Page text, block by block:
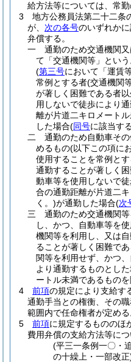
給方法等については、常
3
地方公務員法第二十二条
が、 次の各号のいずれか
弁償する。
一
通勤のため交通機関
て「交通機関等」とい
(第三号において「運賃
常例とする者(交通機関
が著しく困難である者
用しないで徒歩により
離が片道二キロメート
した場合(同号に該当す
二
通勤のため自動車そ
めるもの(以下この項に
使用することを常例と
通勤することが著しく
動車等を使用しないで
合の通勤距離が片道二
く。)が通勤した場合(次
三
通勤のため交通機関
し、かつ、自動車等を
機関等を利用し、又は
ることが著しく困難で
関等を利用せず、かつ
より通勤するものとし
ートル未満であるもの
4
前項の規定により支給す
通勤手当との権衡、その
範囲内で任命権者が定める
5
前項に規定するもののほ
費用弁償の支給方法等に
(平三一条例一〇・
の十繰上・一部改正